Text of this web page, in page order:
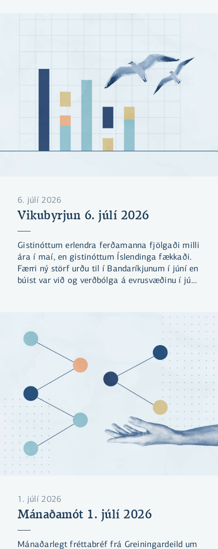
forsenduákvæði kjarasamninga í næsta
6. júlí 2026
Vikubyrjun 6. júlí 2026
Gistinóttum erlendra ferðamanna fjölgaði milli
ára í maí, en gistinóttum Íslendinga fækkaði.
Færri ný störf urðu til í Bandaríkjunum í júní en
búist var við og verðbólga á evrusvæðinu í júní
1. júlí 2026
Mánaðamót 1. júlí 2026
Mánaðarlegt fréttabréf frá Greiningardeild um